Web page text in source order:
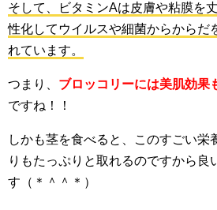
そして、ビタミンAは皮膚や粘膜を
性化してウイルスや細菌からからだ
れています。
つまり、 ブロッコリーには美肌効果
ですね！！
しかも茎を食べると、このすごい栄
りもたっぷりと取れるのですから良
す（＊＾＾＊）